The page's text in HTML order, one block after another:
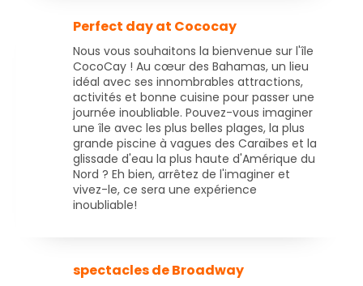
Perfect day at Cococay
Nous vous souhaitons la bienvenue sur l'île
CocoCay ! Au cœur des Bahamas, un lieu
idéal avec ses innombrables attractions,
activités et bonne cuisine pour passer une
journée inoubliable. Pouvez-vous imaginer
une île avec les plus belles plages, la plus
grande piscine à vagues des Caraïbes et la
glissade d'eau la plus haute d'Amérique du
Nord ? Eh bien, arrêtez de l'imaginer et
vivez-le, ce sera une expérience
inoubliable!
spectacles de Broadway